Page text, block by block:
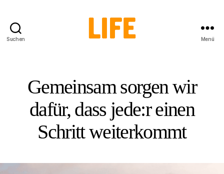
Suchen Menü
Gemeinsam sorgen wir
dafür, dass jede:r einen
Schritt weiterkommt